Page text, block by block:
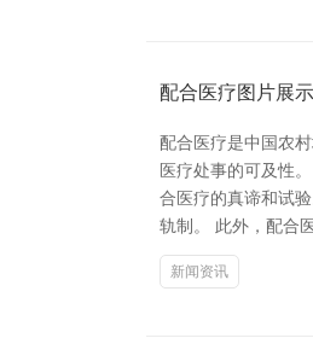
配合医疗图片展
配合医疗是中国农
医疗处事的可及性
合医疗的真谛和试
轨制。 此外，配合
新闻资讯